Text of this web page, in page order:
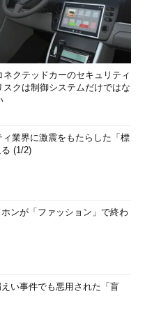
ネクテッドカーのセキュリティ
スクは制御システムだけではな
業界に激震をもたらした「標
(1/2)
ンが「ファッション」で終わ
い事件でも悪用された「盲